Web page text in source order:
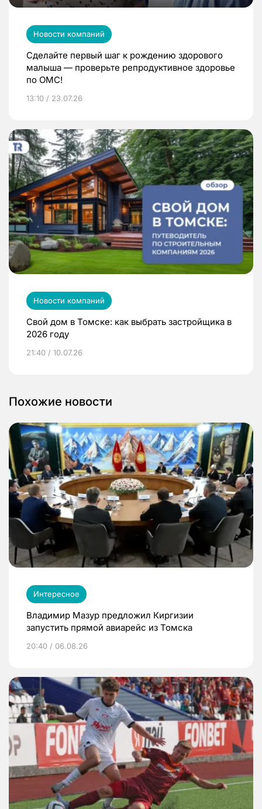
Новости компаний
Сделайте первый шаг к рождению здорового
малыша — проверьте репродуктивное здоровье
по ОМС!
13:10 / 23.07.26
Новости компаний
Свой дом в Томске: как выбрать застройщика в
2026 году
21:40 / 10.07.26
Похожие новости
Интересное
Владимир Мазур предложил Киргизии
запустить прямой авиарейс из Томска
20:40 / 06.08.26